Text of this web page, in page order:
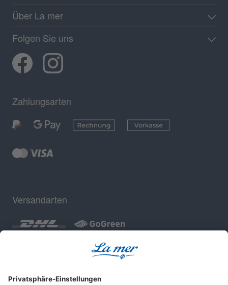
Über La mer
Folgen Sie uns
Zahlungsarten
Versandarten